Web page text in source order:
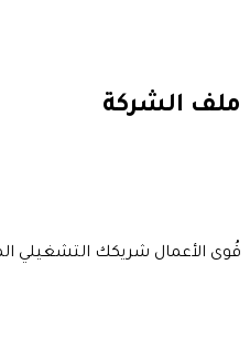
ملف الشركة
قُوى الأعمال شريكك التشغيلي